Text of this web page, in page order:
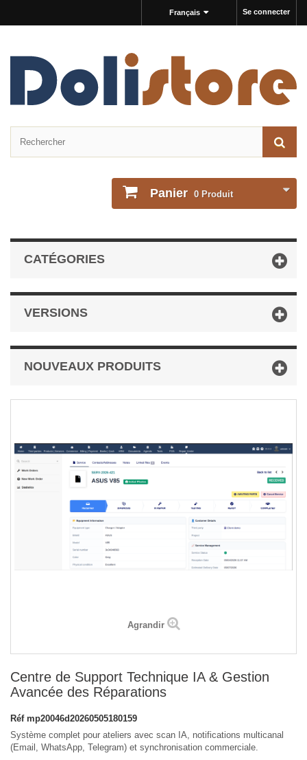
Se connecter
Français
Panier 0 Produit
CATÉGORIES
VERSIONS
NOUVEAUX PRODUITS
Agrandir
Centre de Support Technique IA & Gestion
Avancée des Réparations
Réf mp20046d20260505180159
Système complet pour ateliers avec scan IA, notifications multicanal
(Email, WhatsApp, Telegram) et synchronisation commerciale.